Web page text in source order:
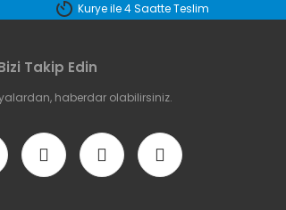
Kurye ile 4 Saatte Teslim
Takip Edin
haberdar olabilirsiniz.